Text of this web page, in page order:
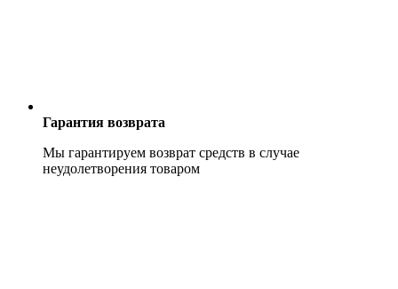
Гарантия возврата
Мы гарантируем возврат средств в случае
неудолетворения товаром